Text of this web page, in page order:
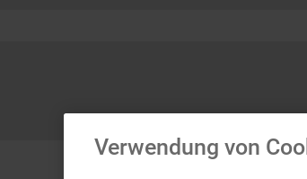
Verwendung von
gefrierschrank